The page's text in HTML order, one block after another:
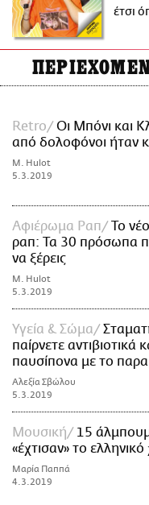
έτσι
Retro
Οι Μπόνι και
από δολοφόνοι ήταν
M. Hulot
5.3.2019
Αφιέρωμα Ραπ
Το
ραπ: Τα 30 πρόσωπα
να ξέρεις
M. Hulot
5.3.2019
Υγεία & Σώμα
παίρνετε αντιβιοτικά
παυσίπονα με το
Αλεξία Σβώλου
5.3.2019
Μουσική
15
«έχτισαν» το
Μαρία Παππά
4.3.2019